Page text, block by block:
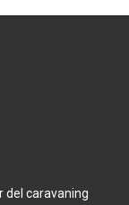
del caravaning